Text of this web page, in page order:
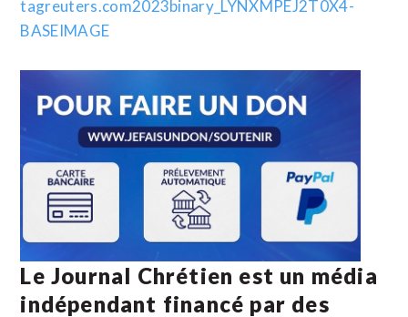
Le Journal Chrétien est un média
indépendant financé par des